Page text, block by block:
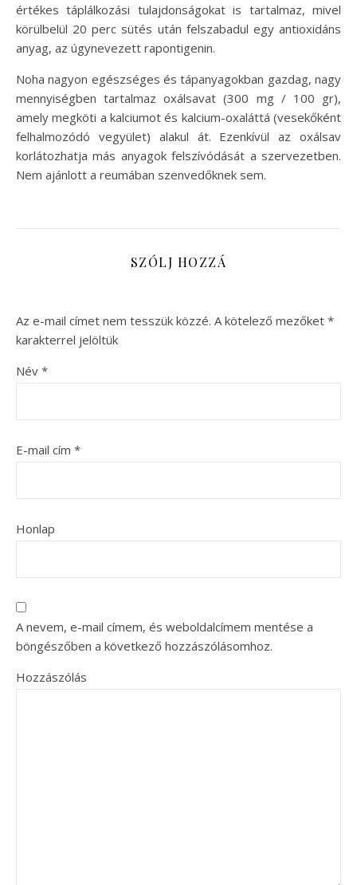
értékes táplálkozási tulajdonságokat is tartalmaz, mivel
körülbelül 20 perc sütés után felszabadul egy antioxidáns
anyag, az úgynevezett rapontigenin.
Noha nagyon egészséges és tápanyagokban gazdag, nagy
mennyiségben tartalmaz oxálsavat (300 mg / 100 gr),
amely megköti a kalciumot és kalcium-oxaláttá (vesekőként
felhalmozódó vegyület) alakul át. Ezenkívül az oxálsav
korlátozhatja más anyagok felszívódását a szervezetben.
Nem ajánlott a reumában szenvedőknek sem.
SZÓLJ HOZZÁ
Az e-mail címet nem tesszük közzé. A kötelező mezőket *
karakterrel jelöltük
Név *
E-mail cím *
Honlap
A nevem, e-mail címem, és weboldalcímem mentése a
böngészőben a következő hozzászólásomhoz.
Hozzászólás